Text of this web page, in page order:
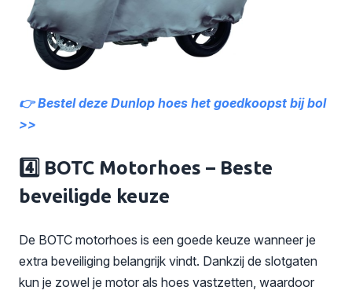
👉 Bestel deze Dunlop hoes het goedkoopst bij bol
>>
4️⃣ BOTC Motorhoes – Beste
beveiligde keuze
De BOTC motorhoes is een goede keuze wanneer je
extra beveiliging belangrijk vindt. Dankzij de slotgaten
kun je zowel je motor als hoes vastzetten, waardoor